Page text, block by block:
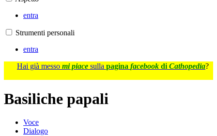
entra
Strumenti personali
entra
Hai già messo mi piace sulla pagina facebook di Cathopedia?
Basiliche papali
Voce
Dialogo